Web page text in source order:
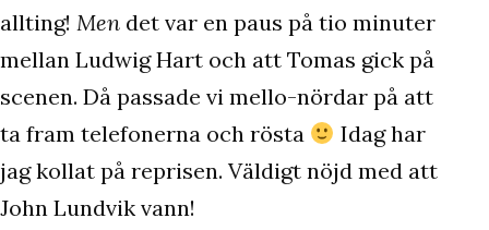
allting! Men det var en paus på tio minuter
mellan Ludwig Hart och att Tomas gick på
scenen. Då passade vi mello-nördar på att
ta fram telefonerna och rösta
Idag har
jag kollat på reprisen. Väldigt nöjd med att
John Lundvik vann!